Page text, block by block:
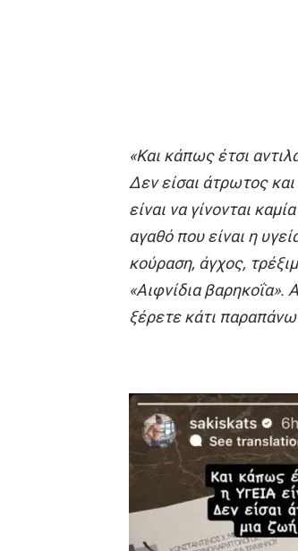
«Και κάπως έτσι
Δεν είσαι άτρωτος
είναι να γίνονται
αγαθό που είναι η
κούραση, άγχος,
«Αιφνίδια
ξέρετε κάτι